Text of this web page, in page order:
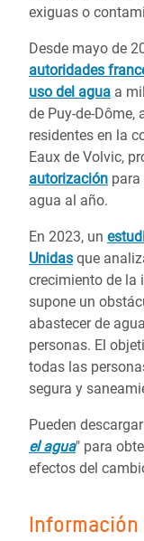
exiguas o
Desde mayo de
autoridades
uso del agua a
de Puy-de-Dôme,
residentes en la
Eaux de Volvic,
autorización
agua al año.
En 2023, un
Unidas que
crecimiento de la
supone un
abastecer de
personas. El
todas las
segura y
Pueden
el agua" para
efectos del